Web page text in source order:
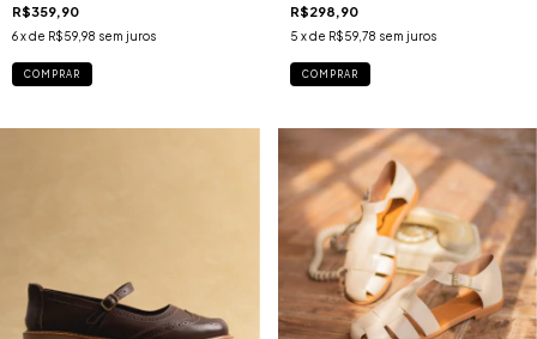
R$359,90
6x de R$59,98 sem juros
COMPRAR
R$298,90
5 x de R$59,78 sem juros
COMPRAR